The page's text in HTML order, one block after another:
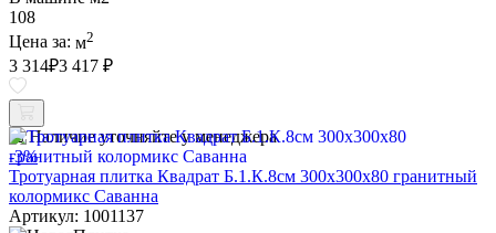
108
Цена за: м2
3 314₽3 417 ₽
Наличие уточняйте у менеджера
-3%
Тротуарная плитка Квадрат Б.1.К.8см 300х300х80 гранитный
колормикс Саванна
Артикул: 1001137